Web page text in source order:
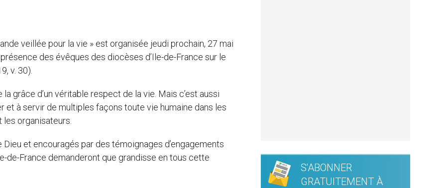
veillée pour la vie » est organisée jeudi prochain, 27 mai
des évêques des diocèses d’Ile-de-France sur le
v. 30).
grâce d’un véritable respect de la vie. Mais c’est aussi
et à servir de multiples façons toute vie humaine dans les
organisateurs.
et encouragés par des témoignages d’engagements
de-France demanderont que grandisse en tous cette
S'ABONNER
GRATUITEMENT À